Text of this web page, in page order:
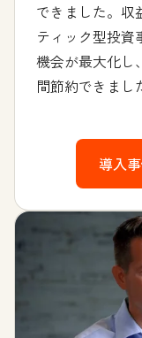
できました。収
ティック型投資
機会が最大化し
間節約できまし
導入